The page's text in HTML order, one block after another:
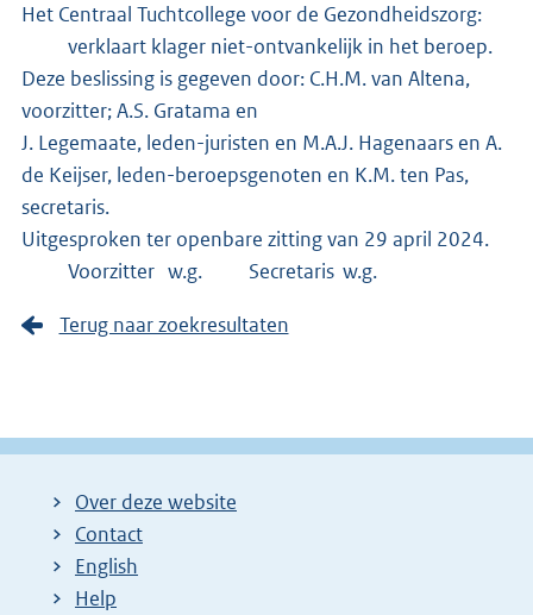
Het Centraal Tuchtcollege voor de Gezondheidszorg:
verklaart klager niet-ontvankelijk in het beroep.
Deze beslissing is gegeven door: C.H.M. van Altena,
voorzitter; A.S. Gratama en
J. Legemaate, leden-juristen en M.A.J. Hagenaars en A.
de Keijser, leden-beroepsgenoten en K.M. ten Pas,
secretaris.
Uitgesproken ter openbare zitting van 29 april 2024.
Voorzitter w.g. Secretaris w.g.
Terug naar zoekresultaten
Over deze website
Contact
English
Help